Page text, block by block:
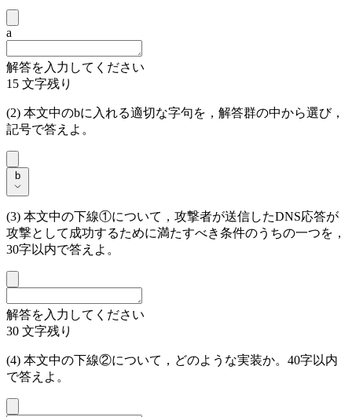
a
解答を入力してください
15 文字残り
(2) 本文中のbに入れる適切な字句を，解答群の中から選び，
記号で答えよ。
b b
(3) 本文中の下線①について，攻撃者が送信したDNS応答が
攻撃として成功するために満たすべき条件のうちの一つを，
30字以内で答えよ。
解答を入力してください
30 文字残り
(4) 本文中の下線②について，どのような実装か。40字以内
で答えよ。